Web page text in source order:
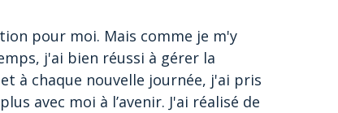
pour moi. Mais comme je m'y
j'ai bien réussi à gérer la
à chaque nouvelle journée, j'ai pris
avec moi à l’avenir. J'ai réalisé de